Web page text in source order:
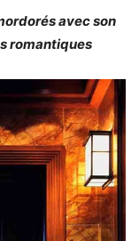
avec son
romantiques